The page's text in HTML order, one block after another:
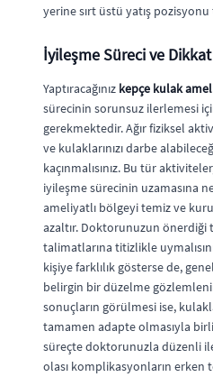
yerine sırt üstü yatış
İyileşme Süreci ve
Yaptıracağınız kepçe kulak
sürecinin sorunsuz ilerlemesi
gerekmektedir. Ağır fiziksel
ve kulaklarınızı darbe
kaçınmalısınız. Bu tür
iyileşme sürecinin uzamasına
ameliyatlı bölgeyi temiz ve
azaltır. Doktorunuzun önerdiği
talimatlarına titizlikle
kişiye farklılık gösterse de,
belirgin bir düzelme
sonuçların görülmesi ise,
tamamen adapte olmasıyla
süreçte doktorunuzla düzenli
olası komplikasyonların erken